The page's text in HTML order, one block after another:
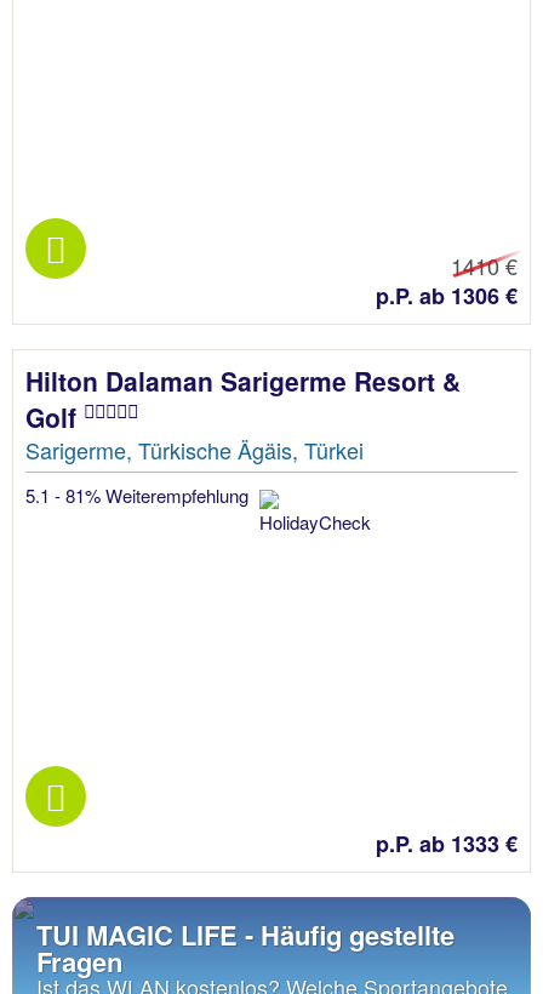
1410 €
p.P. ab 1306 €
Hilton Dalaman Sarigerme Resort &
Golf
Sarigerme, Türkische Ägäis, Türkei
5.1 - 81% Weiterempfehlung
p.P. ab 1333 €
TUI MAGIC LIFE - Häufig gestellte
Fragen
Ist das WLAN kostenlos? Welche Sportangebote